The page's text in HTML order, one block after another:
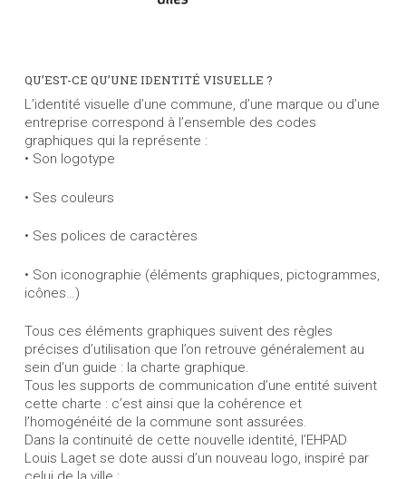
QU’EST-CE QU’UNE IDENTITÉ VISUELLE ?
L’identité visuelle d’une commune, d’une marque ou d’une
entreprise correspond à l’ensemble des codes
graphiques qui la représente :
• Son logotype
• Ses couleurs
• Ses polices de caractères
• Son iconographie (éléments graphiques, pictogrammes,
icônes…)
Tous ces éléments graphiques suivent des règles
précises d’utilisation que l’on retrouve généralement au
sein d’un guide : la charte graphique.
Tous les supports de communication d’une entité suivent
cette charte : c’est ainsi que la cohérence et
l’homogénéité de la commune sont assurées.
Dans la continuité de cette nouvelle identité, l’EHPAD
Louis Laget se dote aussi d’un nouveau logo, inspiré par